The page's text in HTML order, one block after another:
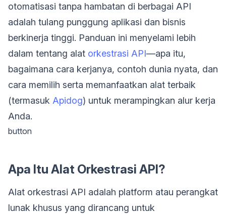
otomatisasi tanpa hambatan di berbagai API
adalah tulang punggung aplikasi dan bisnis
berkinerja tinggi. Panduan ini menyelami lebih
dalam tentang alat orkestrasi API—apa itu,
bagaimana cara kerjanya, contoh dunia nyata, dan
cara memilih serta memanfaatkan alat terbaik
(termasuk Apidog) untuk merampingkan alur kerja
Anda.
button
Apa Itu Alat Orkestrasi API?
Alat orkestrasi API adalah platform atau perangkat
lunak khusus yang dirancang untuk